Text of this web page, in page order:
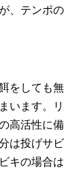
、テンポの
をしても無
います。リ
高活性に備
は投げサビ
キの場合は